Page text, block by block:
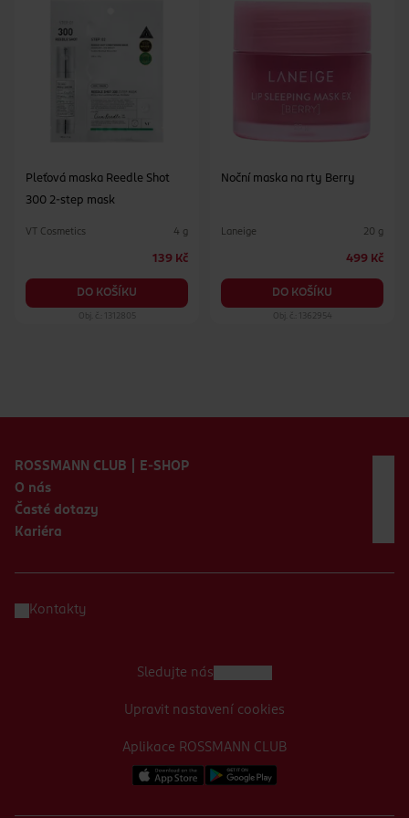
Pleťová maska Reedle Shot
300 2-step mask
VT Cosmetics 4 g
139 Kč
DO KOŠÍKU
Obj. č.: 1312805
Noční maska na rty Berry
Laneige 20 g
499 Kč
DO KOŠÍKU
Obj. č.: 1362954
ROSSMANN CLUB | E-SHOP
O nás
Časté dotazy
Kariéra
Kontakty
Aplikace ROSSMANN CLUB
Sledujte nás
Upravit nastavení cookies